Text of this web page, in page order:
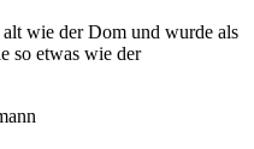
wie der Dom und wurde als
so etwas wie der